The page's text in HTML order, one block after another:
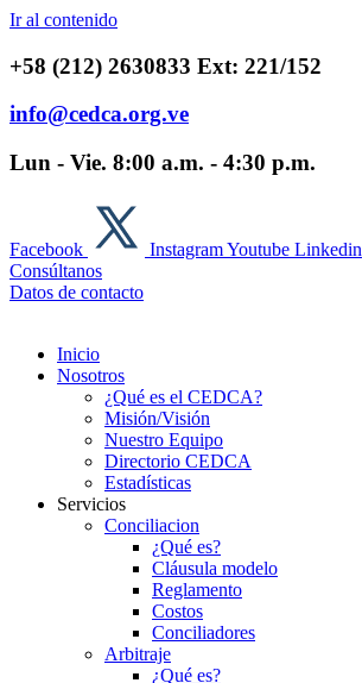
Ir al contenido
+58 (212) 2630833 Ext: 221/152
info@cedca.org.ve
Lun - Vie. 8:00 a.m. - 4:30 p.m.
Facebook InstagramYoutube Linkedin
Consúltanos
Datos de contacto
Inicio
Nosotros
¿Qué es el CEDCA?
Misión/Visión
Nuestro Equipo
Directorio CEDCA
Estadísticas
Servicios
Conciliacion
¿Qué es?
Cláusula modelo
Reglamento
Costos
Conciliadores
Arbitraje
¿Qué es?